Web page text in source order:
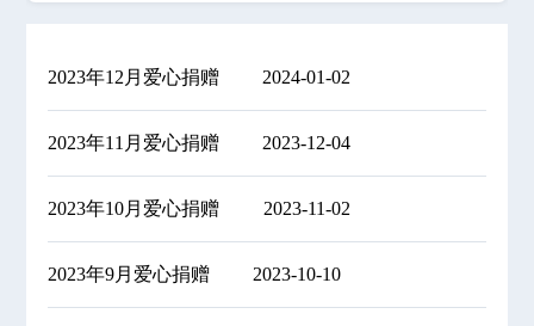
2023年12月爱心捐赠 2024-01-02
2023年11月爱心捐赠 2023-12-04
2023年10月爱心捐赠 2023-11-02
2023年9月爱心捐赠 2023-10-10